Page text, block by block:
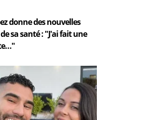
donne des nouvelles
sa santé : "J'ai fait une